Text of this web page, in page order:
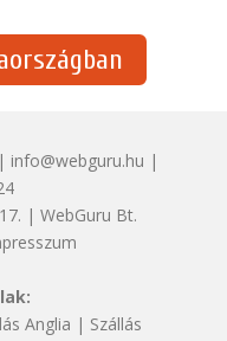
info@webguru.hu |
| WebGuru Bt.
Anglia | Szállás